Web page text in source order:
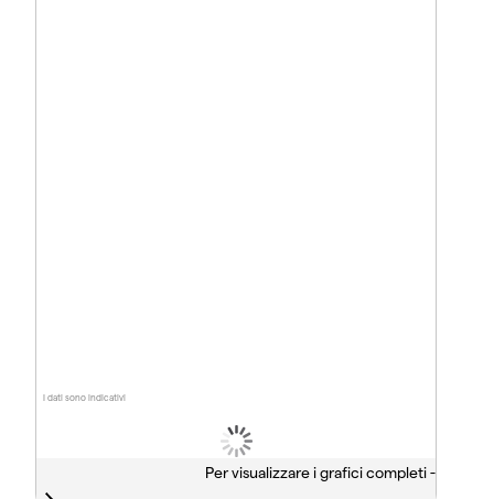
I dati sono indicativi
Per visualizzare i grafici completi -